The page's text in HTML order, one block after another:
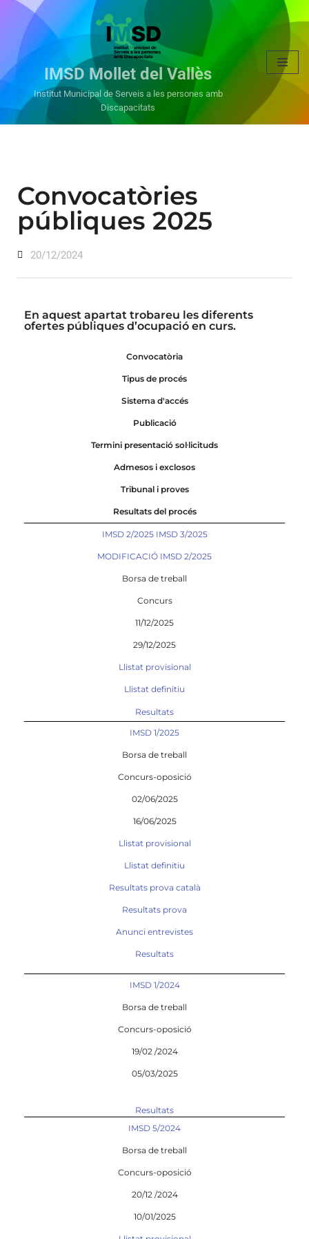
Vés
al
contingutIMSD Mollet del Vallès
Institut Municipal de Serveis a les persones amb
Discapacitats
Convocatòries
públiques 2025
20/12/2024
En aquest apartat trobareu les diferents
ofertes públiques d’ocupació en curs.
Convocatòria
Tipus de procés
Sistema d'accés
Publicació
Termini presentació sol·licituds
Admesos i exclosos
Tribunal i proves
Resultats del procés
IMSD 2/2025 IMSD 3/2025
MODIFICACIÓ IMSD 2/2025
Borsa de treball
Concurs
11/12/2025
29/12/2025
Llistat provisional
Llistat definitiu
Resultats
IMSD 1/2025
Borsa de treball
Concurs-oposició
02/06/2025
16/06/2025
Llistat provisional
Llistat definitiu
Resultats prova català
Resultats prova
Anunci entrevistes
Resultats
IMSD 1/2024
Borsa de treball
Concurs-oposició
19/02 /2024
05/03/2025
Resultats
IMSD 5/2024
Borsa de treball
Concurs-oposició
20/12 /2024
10/01/2025